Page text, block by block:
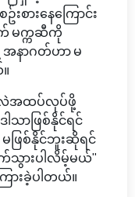
ားနေကြောင်း
ာက် မက္ကဆီကို
နာဂတ်ဟာ မ
လဲအထပ်လုပ်ဖို့
သာဖြစ်နိုင်ရင်
မဖြစ်နိုင်ဘူးဆိုရင်
သွားပါလိမ့်မယ်"
းခဲ့ပါတယ်။